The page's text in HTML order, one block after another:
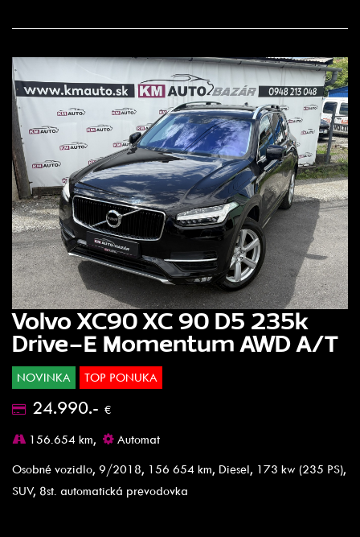
Volvo XC90 XC 90 D5 235k
Drive-E Momentum AWD A/T
NOVINKA TOP PONUKA
24.990.- €
156.654 km,
Automat
Osobné vozidlo, 9/2018, 156 654 km, Diesel, 173 kw (235 PS),
SUV, 8st. automatická prevodovka